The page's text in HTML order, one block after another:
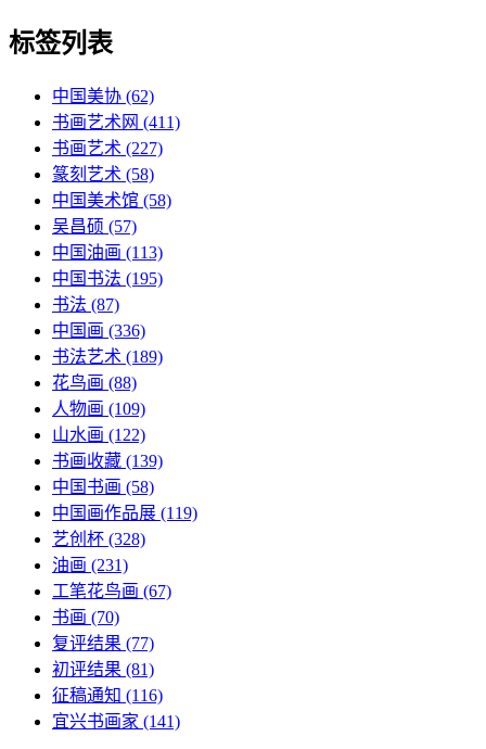
标签列表
中国美协 (62)
书画艺术网 (411)
书画艺术 (227)
篆刻艺术 (58)
中国美术馆 (58)
吴昌硕 (57)
中国油画 (113)
中国书法 (195)
书法 (87)
中国画 (336)
书法艺术 (189)
花鸟画 (88)
人物画 (109)
山水画 (122)
书画收藏 (139)
中国书画 (58)
中国画作品展 (119)
艺创杯 (328)
油画 (231)
工笔花鸟画 (67)
书画 (70)
复评结果 (77)
初评结果 (81)
征稿通知 (116)
宜兴书画家 (141)